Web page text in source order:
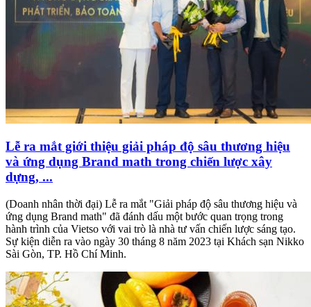
Lễ ra mắt giới thiệu giải pháp độ sâu thương hiệu
và ứng dụng Brand math trong chiến lược xây
dựng, ...
(Doanh nhân thời đại) Lễ ra mắt "Giải pháp độ sâu thương hiệu và
ứng dụng Brand math" đã đánh dấu một bước quan trọng trong
hành trình của Vietso với vai trò là nhà tư vấn chiến lược sáng tạo.
Sự kiện diễn ra vào ngày 30 tháng 8 năm 2023 tại Khách sạn Nikko
Sài Gòn, TP. Hồ Chí Minh.